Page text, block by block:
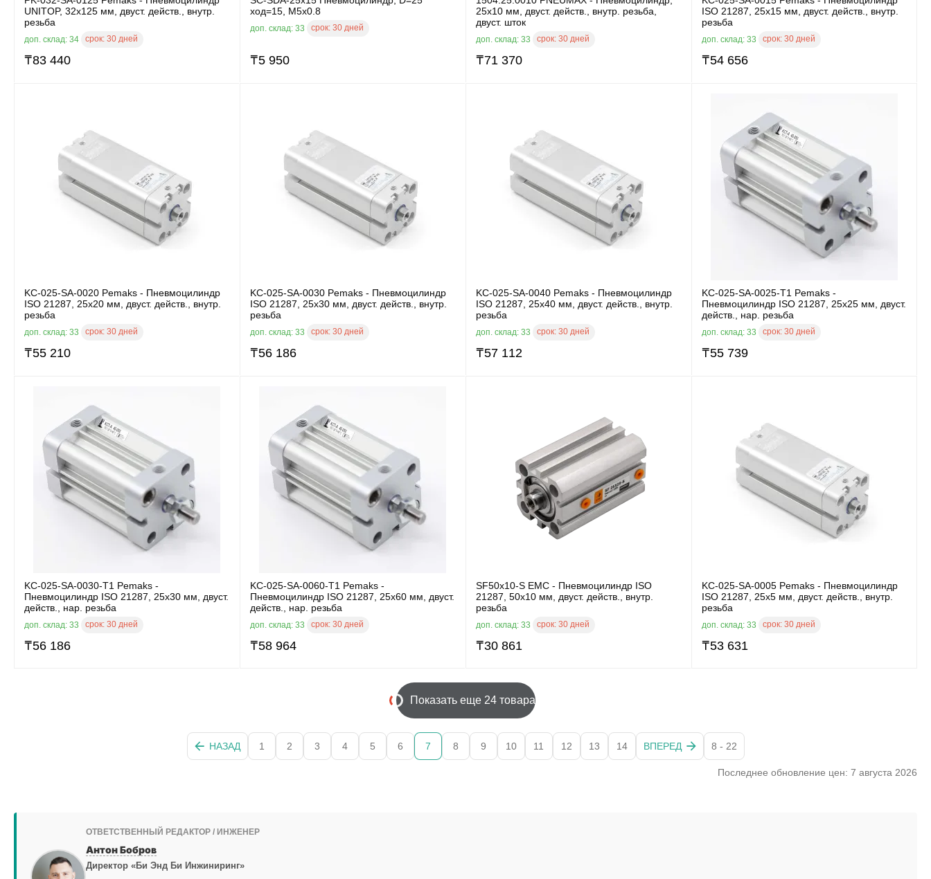
UNITOP, 32x125 мм, двуст. действ., внутр.
резьба
доп. склад: 34 срок: 30 дней
₸83 440
ход=15, M5x0.8
доп. склад: 33 срок: 30 дней
₸5 950
25x10 мм, двуст. действ., внутр. резьба,
двуст. шток
доп. склад: 33 срок: 30 дней
₸71 370
ISO 21287, 25x15 мм, двуст. действ., внутр.
резьба
доп. склад: 33 срок: 30 дней
₸54 656
KC-025-SA-0020 Pemaks - Пневмоцилиндр
ISO 21287, 25x20 мм, двуст. действ., внутр.
резьба
доп. склад: 33 срок: 30 дней
₸55 210
KC-025-SA-0030 Pemaks - Пневмоцилиндр
ISO 21287, 25x30 мм, двуст. действ., внутр.
резьба
доп. склад: 33 срок: 30 дней
₸56 186
KC-025-SA-0040 Pemaks - Пневмоцилиндр
ISO 21287, 25x40 мм, двуст. действ., внутр.
резьба
доп. склад: 33 срок: 30 дней
₸57 112
KC-025-SA-0025-T1 Pemaks -
Пневмоцилиндр ISO 21287, 25x25 мм, двуст.
действ., нар. резьба
доп. склад: 33 срок: 30 дней
₸55 739
KC-025-SA-0030-T1 Pemaks -
Пневмоцилиндр ISO 21287, 25x30 мм, двуст.
действ., нар. резьба
доп. склад: 33 срок: 30 дней
₸56 186
KC-025-SA-0060-T1 Pemaks -
Пневмоцилиндр ISO 21287, 25x60 мм, двуст.
действ., нар. резьба
доп. склад: 33 срок: 30 дней
₸58 964
SF50x10-S EMC - Пневмоцилиндр ISO
21287, 50x10 мм, двуст. действ., внутр.
резьба
доп. склад: 33 срок: 30 дней
₸30 861
KC-025-SA-0005 Pemaks - Пневмоцилиндр
ISO 21287, 25x5 мм, двуст. действ., внутр.
резьба
доп. склад: 33 срок: 30 дней
₸53 631
Показать еще 24 товара
НАЗАД 1 2 3 4 5 6 7 8 9 10 11 12 13 14 ВПЕРЕД 8 - 22
Последнее обновление цен: 7 августа 2026
ОТВЕТСТВЕННЫЙ РЕДАКТОР / ИНЖЕНЕР
Антон Бобров
Директор «Би Энд Би Инжиниринг»